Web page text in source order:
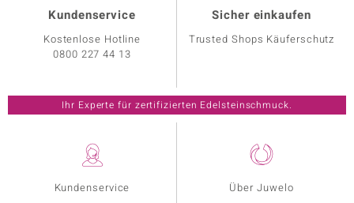
Kundenservice
Über Juwelo
Kundenservice
Kostenlose Hotline
0800 227 44 13
Sicher einkaufen
Trusted Shops Käuferschutz
Ihr Experte für zertifizierten Edelsteinschmuck.